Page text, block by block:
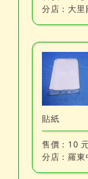
分店： 大里
貼紙
售價： 10
分店：羅東